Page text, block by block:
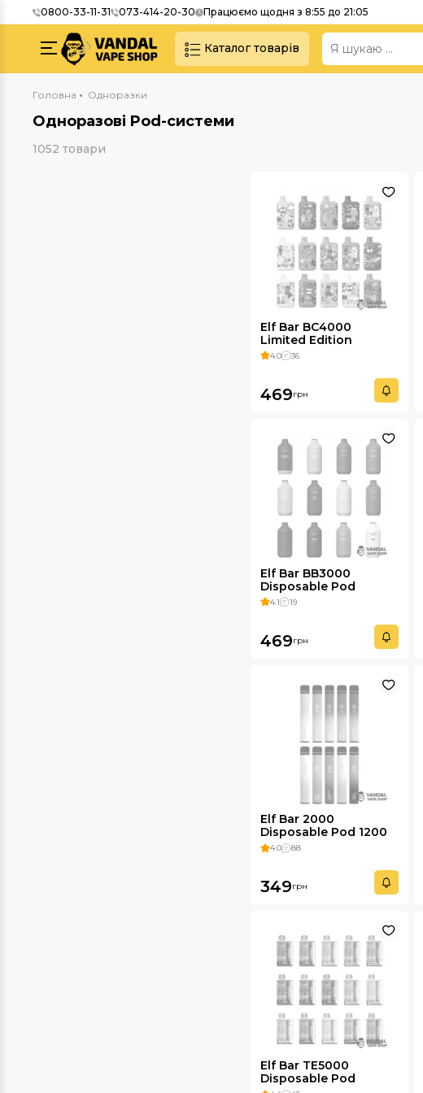
0800-33-11-31 073-414-20-30 Працюємо щодня з 8:55 до 21:05
Каталог товарів
Головна Одноразки
Одноразові Pod-системи
1052 товари
Elf Bar BC4000
Limited Edition
650mAh 5%
4.0 36
469грн
Elf Bar BB3000
Disposable Pod
650mAh 5%
4.1 19
469грн
Elf Bar 2000
Disposable Pod 1200
mAh 5%
4.0 88
349грн
Elf Bar TE5000
Disposable Pod